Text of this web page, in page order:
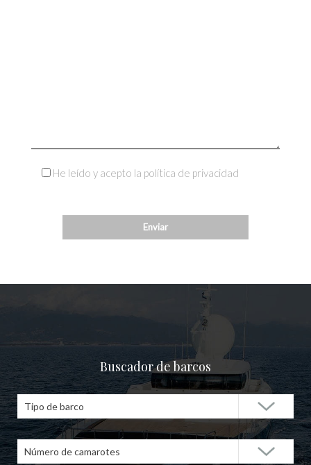
He leído y acepto la política de privacidad
Buscador de barcos
Tipo de barco
Número de camarotes